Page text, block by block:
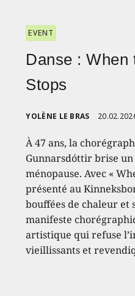
EVENT
Danse : When
Stops
YOLÈNE LE BRAS
À 47 ans, la
Gunnarsdóttir brise
ménopause. Avec «
présenté au
bouffées de chaleur et
manifeste
artistique qui refuse
vieillissants et